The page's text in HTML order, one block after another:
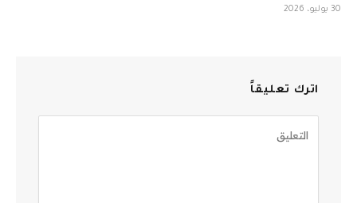
30 يوليو، 2026
اترك تعليقاً